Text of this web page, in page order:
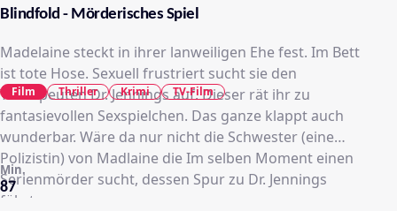
Blindfold - Mörderisches Spiel
Madelaine steckt in ihrer lanweiligen Ehe fest. Im Bett
ist tote Hose. Sexuell frustriert sucht sie den
Therapeuten Dr. Jennings auf. Dieser rät ihr zu
fantasievollen Sexspielchen. Das ganze klappt auch
wunderbar. Wäre da nur nicht die Schwester (eine
Polizistin) von Madlaine die Im selben Moment einen
Serienmörder sucht, dessen Spur zu Dr. Jennings
führt...
87
Min.
Film Thriller Krimi TV-Film